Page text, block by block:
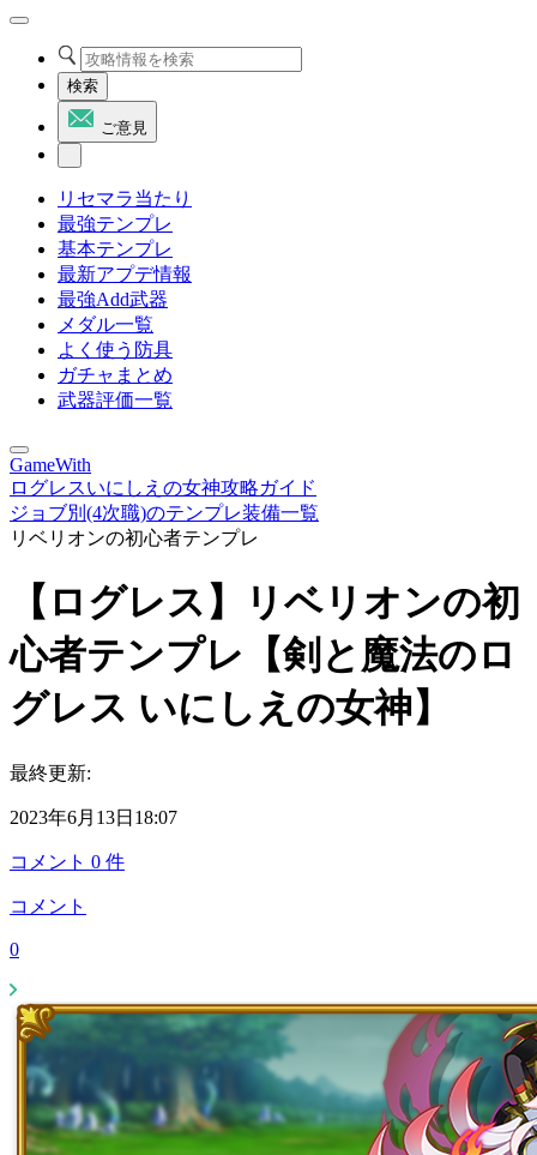
検索
ご意見
リセマラ当たり
最強テンプレ
基本テンプレ
最新アプデ情報
最強Add武器
メダル一覧
よく使う防具
ガチャまとめ
武器評価一覧
GameWith
ログレスいにしえの女神攻略ガイド
ジョブ別(4次職)のテンプレ装備一覧
リベリオンの初心者テンプレ
【ログレス】リベリオンの初
心者テンプレ【剣と魔法のロ
グレス いにしえの女神】
最終更新:
2023年6月13日18:07
コメント 0 件
コメント
0